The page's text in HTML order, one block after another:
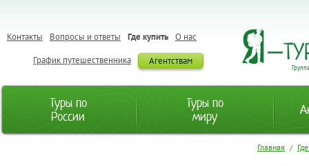
О нас
Где купить
Вопросы и ответы
Контакты
Агентствам
График путешественника
Туры по
России
Туры по
миру
Главная /